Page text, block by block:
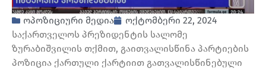
ოპოზიციური მედია
ოქტომბერი 22, 2024
საქართველოს პრეზიდენტის სალომე
ზურაბიშვილის თქმით, გაითვალისწინა პარტიების
პოზიცია ქართული ქარტიით გათვალისწინებული